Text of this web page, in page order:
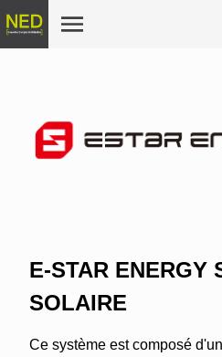
E-STAR ENERGY
SOLAIRE
Ce système est composé